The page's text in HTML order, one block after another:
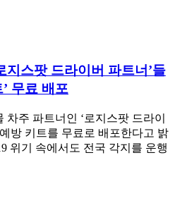
지스팟 드라이버 파트너’들
무료 배포
주 파트너인 ‘로지스팟 드라이
방 키트를 무료로 배포한다고 밝
위기 속에서도 전국 각지를 운행